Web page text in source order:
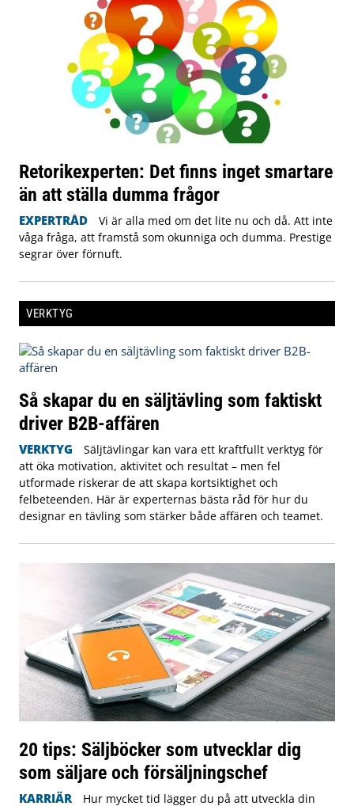
Retorikexperten: Det finns inget smartare
än att ställa dumma frågor
EXPERTRÅD
Vi är alla med om det lite nu och då. Att inte
våga fråga, att framstå som okunniga och dumma. Prestige
segrar över förnuft.
VERKTYG
Så skapar du en säljtävling som faktiskt
driver B2B-affären
VERKTYG
Säljtävlingar kan vara ett kraftfullt verktyg för
att öka motivation, aktivitet och resultat – men fel
utformade riskerar de att skapa kortsiktighet och
felbeteenden. Här är experternas bästa råd för hur du
designar en tävling som stärker både affären och teamet.
20 tips: Säljböcker som utvecklar dig
som säljare och försäljningschef
KARRIÄR Hur mycket tid lägger du på att utveckla din